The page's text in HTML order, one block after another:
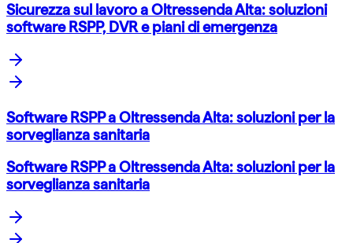
Sicurezza sul lavoro a Oltressenda Alta: soluzioni
software RSPP, DVR e piani di emergenza
Software RSPP a Oltressenda Alta: soluzioni per la
sorveglianza sanitaria
Software RSPP a Oltressenda Alta: soluzioni per la
sorveglianza sanitaria